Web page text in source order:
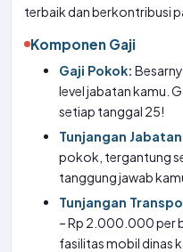
terbaik dan berkontribusi
Komponen Gaji
Gaji Pokok:
level jabatan kamu.
setiap tanggal 25!
Tunjangan
pokok, tergantung
tanggung jawab
Tunjangan
– Rp 2.000.000 per
fasilitas mobil dinas